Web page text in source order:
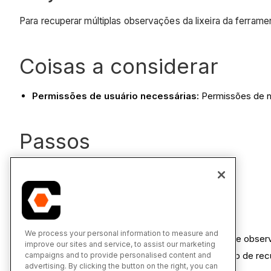
Para recuperar múltiplas observações da lixeira da
Coisas a considerar
Permissões de usuário necessárias: Permissões de
Passos
do projeto.
Clique na
Clique no menu suspenso
Selecione
Marque as caixas de seleção ao lado dos itens de
Clique emRecuperarpara confirmar sua decisão de
We process your personal information to measure and
improve our sites and service, to assist our marketing
campaigns and to provide personalised content and
advertising. By clicking the button on the right, you can